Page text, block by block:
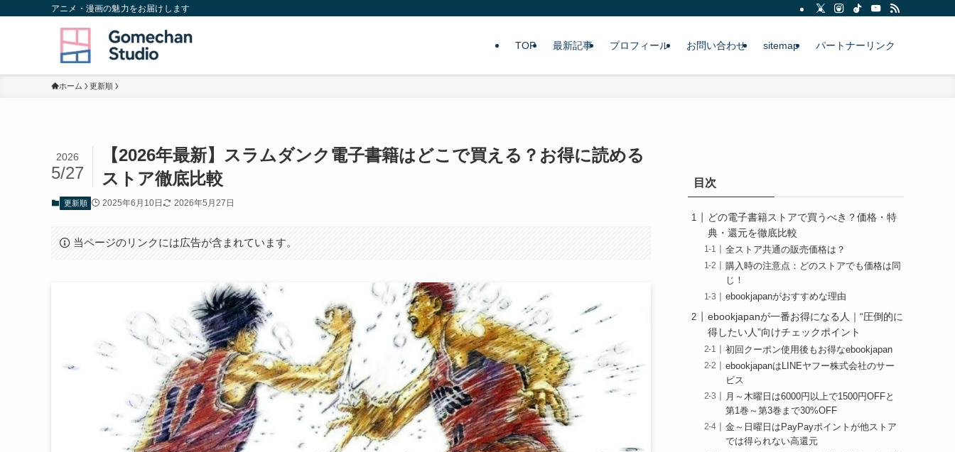
アニメ・漫画の魅力をお届けします
TOP 最新記事 プロフィール お問い合わせ sitemap パートナーリンク
ホーム 更新順
【2026年最新】スラムダンク電子書籍はどこで買える？お得に読める
ストア徹底比較
2026
5/27
更新順 2025年6月10日 2026年5月27日
当ページのリンクには広告が含まれています。
目次
どの電子書籍ストアで買うべき？価格・特
典・還元を徹底比較
全ストア共通の販売価格は？
購入時の注意点：どのストアでも価格は同
じ！
ebookjapanがおすすめな理由
ebookjapanが一番お得になる人｜“圧倒的に
得したい人”向けチェックポイント
初回クーポン使用後もお得なebookjapan
ebookjapanはLINEヤフー株式会社のサー
ビス
月～木曜日は6000円以上で1500円OFFと
第1巻～第3巻まで30%OFF
金～日曜日はPayPayポイントが他ストア
では得られない高還元